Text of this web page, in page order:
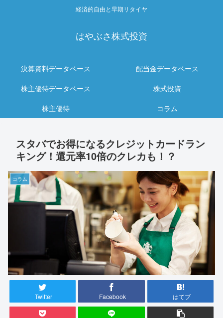
経済的自由と早期リタイヤ
はやぶさ株式投資
決算資料データベース
配当金データベース
株主優待データベース
株式投資
株主優待
コラム
スタバでお得になるクレジットカードラン
キング！還元率10倍のクレカも！？
コラム
Twitter Facebook はてブ